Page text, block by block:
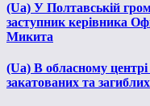
(Ua) У Полтавській
заступник керівника
Микита
(Ua) В обласному
закатованих та